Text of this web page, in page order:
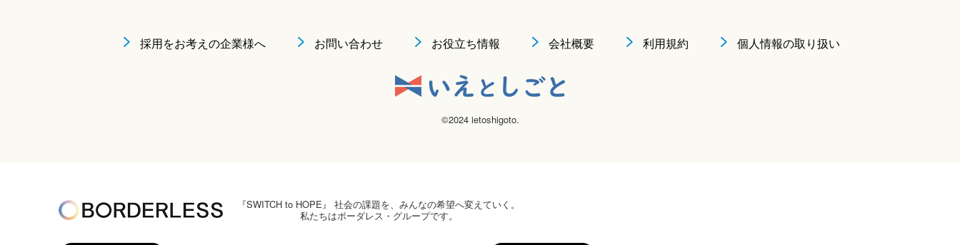
採用をお考えの企業様へ お問い合わせ お役立ち情報 会社概要 利用規約 個人情報の取り扱い
©2024 ietoshigoto.
『SWITCH to HOPE』 社会の課題を、みんなの希望へ変えていく。
私たちはボーダレス・グループです。